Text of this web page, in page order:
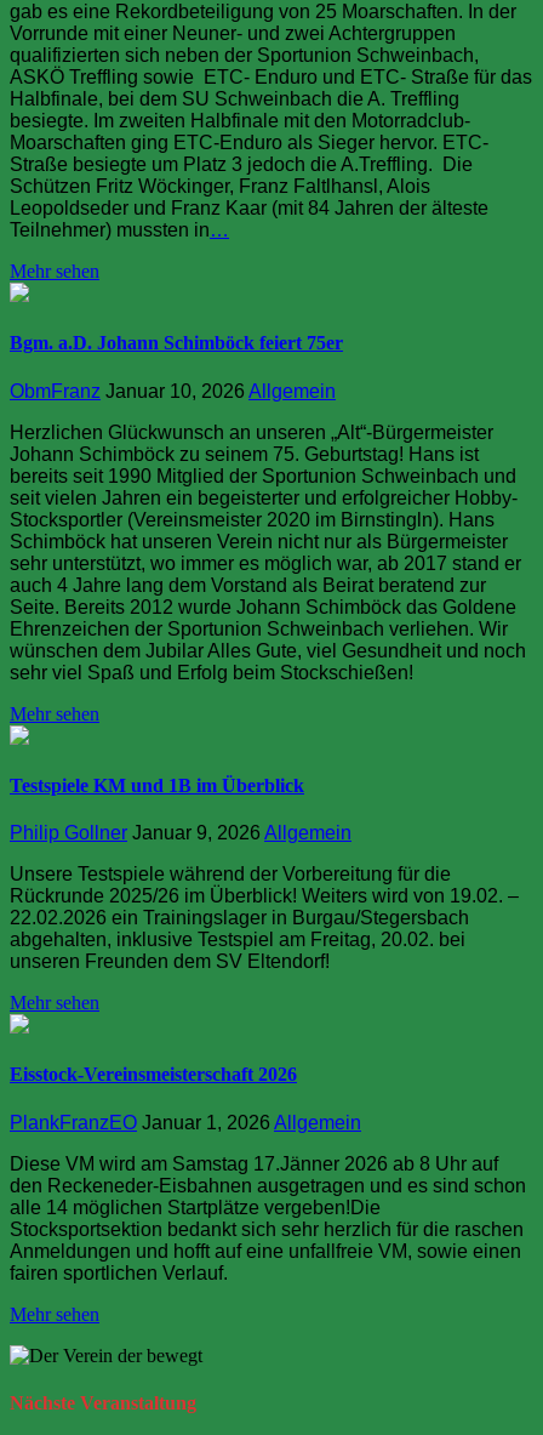
gab es eine Rekordbeteiligung von 25 Moarschaften. In der
Vorrunde mit einer Neuner- und zwei Achtergruppen
qualifizierten sich neben der Sportunion Schweinbach,
ASKÖ Treffling sowie ETC- Enduro und ETC- Straße für das
Halbfinale, bei dem SU Schweinbach die A. Treffling
besiegte. Im zweiten Halbfinale mit den Motorradclub-
Moarschaften ging ETC-Enduro als Sieger hervor. ETC-
Straße besiegte um Platz 3 jedoch die A.Treffling. Die
Schützen Fritz Wöckinger, Franz Faltlhansl, Alois
Leopoldseder und Franz Kaar (mit 84 Jahren der älteste
Teilnehmer) mussten in…
Mehr sehen
Bgm. a.D. Johann Schimböck feiert 75er
ObmFranz Januar 10, 2026 Allgemein
Herzlichen Glückwunsch an unseren „Alt“-Bürgermeister
Johann Schimböck zu seinem 75. Geburtstag! Hans ist
bereits seit 1990 Mitglied der Sportunion Schweinbach und
seit vielen Jahren ein begeisterter und erfolgreicher Hobby-
Stocksportler (Vereinsmeister 2020 im Birnstingln). Hans
Schimböck hat unseren Verein nicht nur als Bürgermeister
sehr unterstützt, wo immer es möglich war, ab 2017 stand er
auch 4 Jahre lang dem Vorstand als Beirat beratend zur
Seite. Bereits 2012 wurde Johann Schimböck das Goldene
Ehrenzeichen der Sportunion Schweinbach verliehen. Wir
wünschen dem Jubilar Alles Gute, viel Gesundheit und noch
sehr viel Spaß und Erfolg beim Stockschießen!
Mehr sehen
Testspiele KM und 1B im Überblick
Philip Gollner Januar 9, 2026 Allgemein
Unsere Testspiele während der Vorbereitung für die
Rückrunde 2025/26 im Überblick! Weiters wird von 19.02. –
22.02.2026 ein Trainingslager in Burgau/Stegersbach
abgehalten, inklusive Testspiel am Freitag, 20.02. bei
unseren Freunden dem SV Eltendorf!
Mehr sehen
Eisstock-Vereinsmeisterschaft 2026
PlankFranzEO Januar 1, 2026 Allgemein
Diese VM wird am Samstag 17.Jänner 2026 ab 8 Uhr auf
den Reckeneder-Eisbahnen ausgetragen und es sind schon
alle 14 möglichen Startplätze vergeben!Die
Stocksportsektion bedankt sich sehr herzlich für die raschen
Anmeldungen und hofft auf eine unfallfreie VM, sowie einen
fairen sportlichen Verlauf.
Mehr sehen
Nächste Veranstaltung